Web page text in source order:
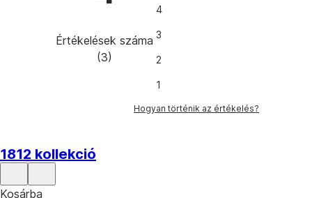
Értékelések száma
(3)
4
3
2
1
Hogyan történik az értékelés?
1812 kollekció
Kosárba